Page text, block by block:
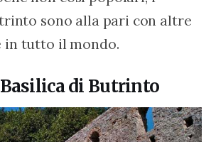
sono alla pari con altre
in tutto il mondo.
di Butrinto